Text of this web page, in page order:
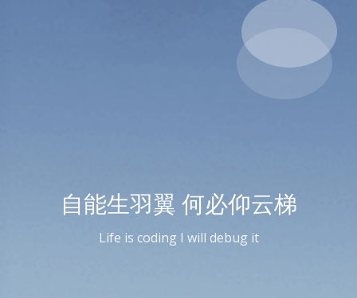
自能生羽翼 何必仰云梯
Life is coding I will debug it